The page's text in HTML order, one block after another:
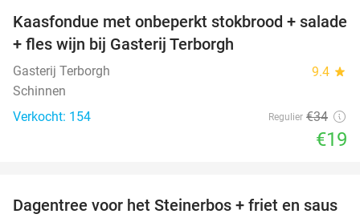
44%
Kaasfondue met onbeperkt stokbrood + salade
+ fles wijn bij Gasterij Terborgh
Gasterij Terborgh 9.4 star
Schinnen
Verkocht: 154
Regulier €34
€19
37%
Dagentree voor het Steinerbos + friet en saus